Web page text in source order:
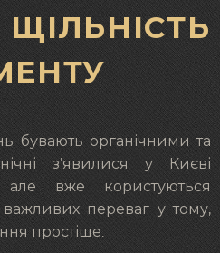
бувають органічними та
з’явилися у Києві
але вже користуються
переваг у тому,
простіше.